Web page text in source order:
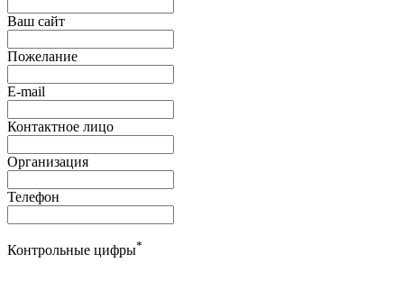
Ваш сайт
Пожелание
E-mail
Контактное лицо
Организация
Телефон
Контрольные цифры*